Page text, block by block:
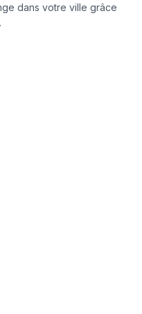
dans votre ville grâce